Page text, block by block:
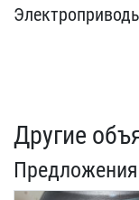
Другие
Предложения